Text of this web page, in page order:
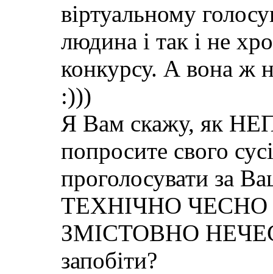
віртуальному
людина і так і не
конкурсу. А вона ж
:)))
Я Вам скажу, як
попросите свого
проголосувати за
ТЕХНІЧНО ЧЕСНО
ЗМІСТОВНО
запобіти?